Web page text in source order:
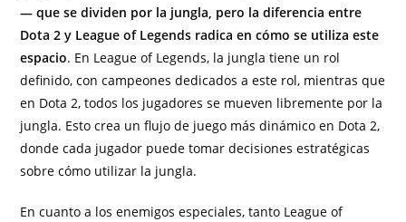
— que se dividen por la jungla, pero la diferencia entre
Dota 2 y League of Legends radica en cómo se utiliza este
espacio. En League of Legends, la jungla tiene un rol
definido, con campeones dedicados a este rol, mientras que
en Dota 2, todos los jugadores se mueven libremente por la
jungla. Esto crea un flujo de juego más dinámico en Dota 2,
donde cada jugador puede tomar decisiones estratégicas
sobre cómo utilizar la jungla.
En cuanto a los enemigos especiales, tanto League of